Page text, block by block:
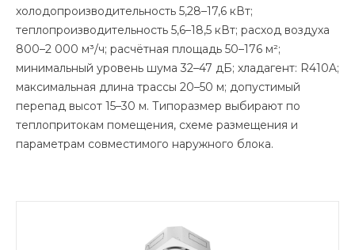
холодопроизводительность 5,28–17,6 кВт;
теплопроизводительность 5,6–18,5 кВт; расход воздуха
800–2 000 м³/ч; расчётная площадь 50–176 м²;
минимальный уровень шума 32–47 дБ; хладагент: R410A;
максимальная длина трассы 20–50 м; допустимый
перепад высот 15–30 м. Типоразмер выбирают по
теплопритокам помещения, схеме размещения и
параметрам совместимого наружного блока.